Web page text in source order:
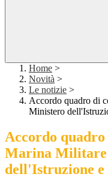
Home >
Novità >
Le notizie >
Accordo quadro di
Ministero
Accordo
Marina
dell'Istruzione